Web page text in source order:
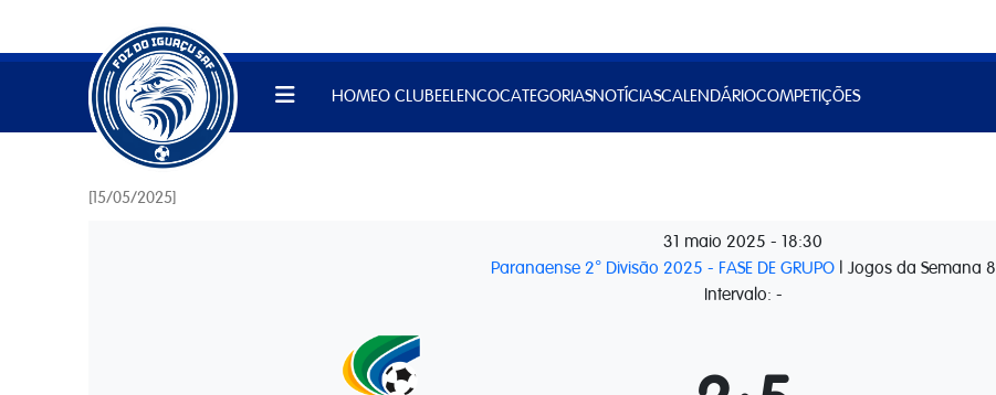
HOMEO CLUBEELENCOCATEGORIASNOTÍCIASCALENDÁRIOCOMPETIÇÕES
[15/05/2025]
31 maio 2025 - 18:30
Paranaense 2° Divisão 2025 - FASE DE GRUPO | Jogos da Semana 8
Intervalo: -